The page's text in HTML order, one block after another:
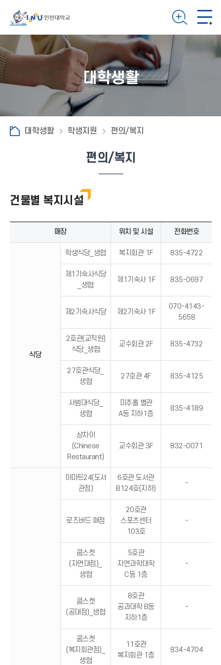
대학생활
대학생활 학생지원 편의/복지
편의/복지
건물별 복지시설
매장 위치 및 시설 전화번호
식당
학생식당_생협 복지회관 1F 835-4722
제1기숙사식당
_생협
제1기숙사 1F 835-0697
제2기숙사식당 제2기숙사 1F
070-4143-
5658
2호관(교직원)
식당_생협
교수회관 2F 835-4732
27호관식당_
생협
27호관 4F 835-4125
사범대식당_
생협
미추홀 별관
A동 지하1층
835-4189
샹차이
(Chinese
Restaurant)
교수회관 3F 832-0071
이마트24(도서
관점)
6호관 도서관
B124호(지하)
-
로즈버드 매점
20호관
스포츠센터
103호
-
쿱스켓
(자연대점)_
생협
5호관
자연과학대학
C동 1층
-
쿱스켓
(공대점)_생협
8호관
공과대학 B동
지하1층
-
쿱스켓
(복지회관점)_
생협
11호관
복지회관 1층
834-4704